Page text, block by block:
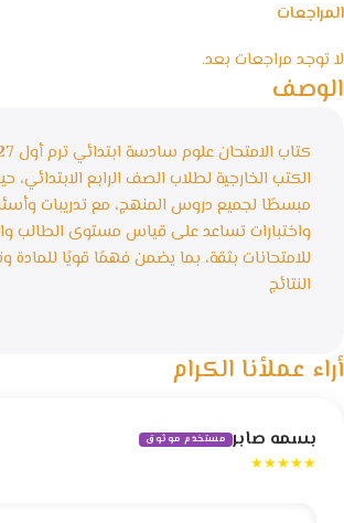
المراجعات
لا توجد مراجعات بعد.
الوصف
الكتب الخارجية لطلاب الصف الرابع
مبسطًا لجميع دروس المنهج، مع تدريبات
واختبارات تساعد على قياس مستوى الطالب
للامتحانات بثقة، بما يضمن فهمًا قويًا
النتائج
أراء عملأنا الكرام
بسمه صابر مستخدم موثوق
★★★★★